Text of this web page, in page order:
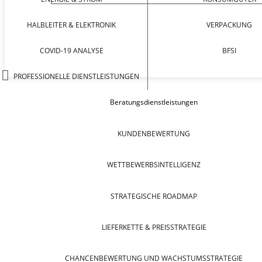
HALBLEITER & ELEKTRONIK
COVID-19 ANALYSE
PROFESSIONELLE DIENSTLEISTUNGEN
VERPACKUNG
BFSI
Beratungsdienstleistungen
KUNDENBEWERTUNG
WETTBEWERBSINTELLIGENZ
STRATEGISCHE ROADMAP
LIEFERKETTE & PREISSTRATEGIE
CHANCENBEWERTUNG UND WACHSTUMSSTRATEGIE